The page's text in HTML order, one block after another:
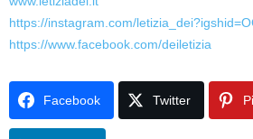
https://instagram.com/
https://www.facebook.com/deiletizia
Facebook Twitter